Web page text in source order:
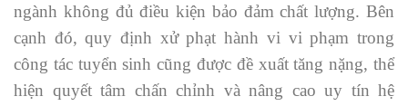
ngành không đủ điều kiện bảo đảm chất lượng. Bên
cạnh đó, quy định xử phạt hành vi vi phạm trong
công tác tuyển sinh cũng được đề xuất tăng nặng, thể
hiện quyết tâm chấn chỉnh và nâng cao uy tín hệ